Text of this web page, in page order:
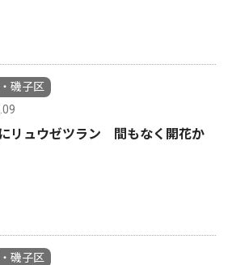
磯子区
リュウゼツラン 間もなく開花か
磯子区